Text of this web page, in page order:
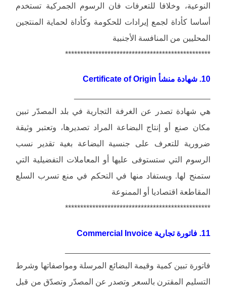
النوعية، وخلافا للتعرفات فان الرسوم الجمركية تستخدم
أساسا كأداة لجمع إيرادات للحكومة وكأداة لحماية المنتجين
المحليين من المنافسة الأجنبية
************************************************
10. شهادة منشأ Certificate of Origin
هي شهادة تصدر عن الغرفة التجارية في بلد المصدّر تبين
مكان صنع أو إنتاج البضاعة المراد تصديرها، وتعتبر وثيقة
ضرورية للتعرف على جنسية البضاعة بغية تقدير نسب
الرسوم التي ستستوفى عليها أو المعاملات التفضيلية التي
ستمنح لها. ويستفاد منها في التحكم في منع تسرب السلع
المقاطعة اقتصاديا أو الممنوعة
************************************************
11. فاتورة تجارية Commercial Invoice
فاتورة تبين كمية وقيمة البضائع المرسلة ومواصفاتها وشرط
التسليم المقترن بالسعر وتصدر عن المصدّر وتصدّق من قبل